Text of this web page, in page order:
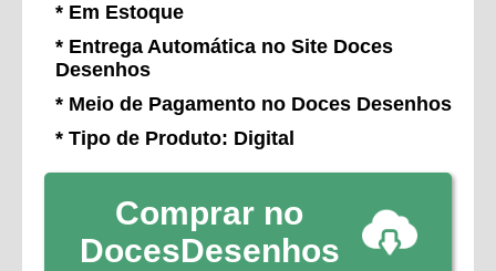
* Em Estoque
* Entrega Automática no Site Doces
Desenhos
* Meio de Pagamento no Doces Desenhos
* Tipo de Produto: Digital
Comprar no
DocesDesenhos